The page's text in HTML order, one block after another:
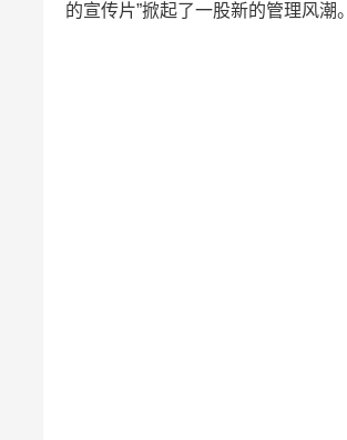
的宣传片”掀起了一股新的管理风潮。